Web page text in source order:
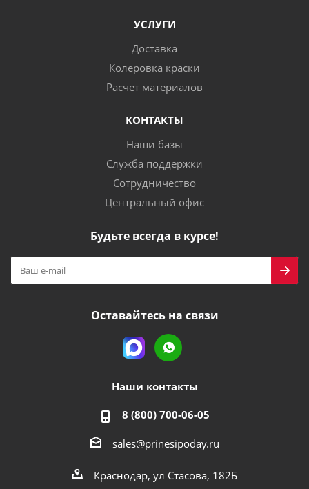
УСЛУГИ
Доставка
Колеровка краски
Расчет материалов
КОНТАКТЫ
Наши базы
Служба поддержки
Сотрудничество
Центральный офис
Будьте всегда в курсе!
Оставайтесь на связи
Наши контакты
8 (800) 700-06-05
sales@prinesipoday.ru
Краснодар, ул Стасова, 182Б